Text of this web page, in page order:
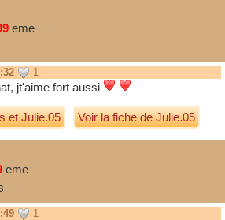
eme
1
jt'aime fort aussi
etJulie.05 Voir la fiche de Julie.05
eme
1